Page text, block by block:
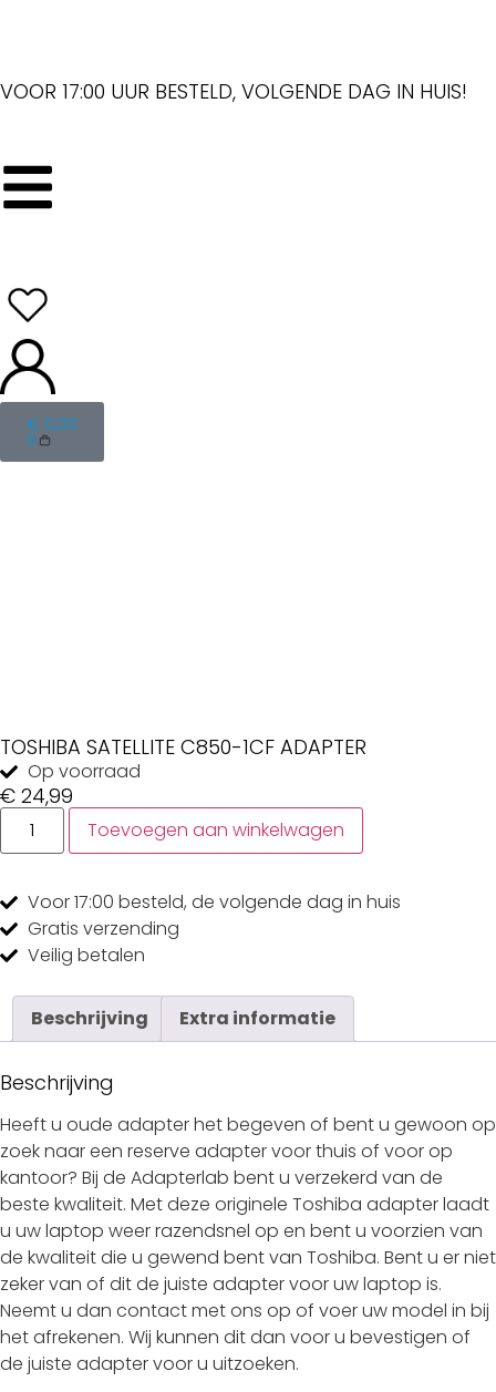
VOOR 17:00 UUR BESTELD, VOLGENDE DAG IN HUIS!
€ 0,00
0
TOSHIBA SATELLITE C850-1CF ADAPTER
Op voorraad
€ 24,99
Toevoegen aan winkelwagen
Voor 17:00 besteld, de volgende dag in huis
Gratis verzending
Veilig betalen
Beschrijving Extra informatie
Beschrijving
Heeft u oude adapter het begeven of bent u gewoon op
zoek naar een reserve adapter voor thuis of voor op
kantoor? Bij de Adapterlab bent u verzekerd van de
beste kwaliteit. Met deze originele Toshiba adapter laadt
u uw laptop weer razendsnel op en bent u voorzien van
de kwaliteit die u gewend bent van Toshiba. Bent u er niet
zeker van of dit de juiste adapter voor uw laptop is.
Neemt u dan contact met ons op of voer uw model in bij
het afrekenen. Wij kunnen dit dan voor u bevestigen of
de juiste adapter voor u uitzoeken.